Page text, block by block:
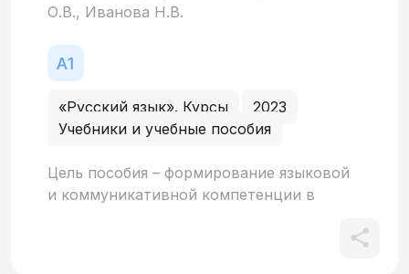
О.В., Иванова Н.В.
«Русский язык». Курсы
2023
Учебники и учебные пособия
Цель пособия – формирование языковой
и коммуникативной компетенции в